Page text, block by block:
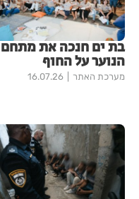
בת ים חנכה את מתחם
הנוער על החוף
מערכת האתר 16.07.26